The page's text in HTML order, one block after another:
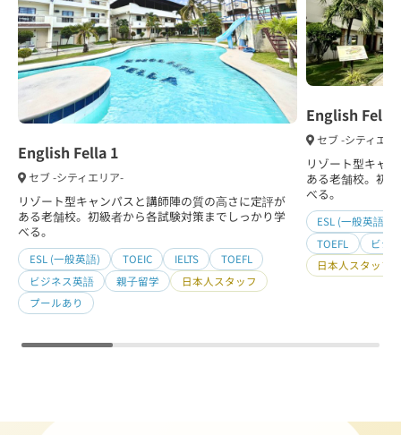
English Fella 1
セブ -シティエリア-
リゾート型キャンパスと講師陣の質の高さに定評が
ある老舗校。初級者から各試験対策までしっかり学
べる。
ESL (一般英語) TOEIC IELTS
TOEFL
ビジネス英語
親子留学
日本人スタッフ
プールあり
English Fella
セブ -シティエリ
リゾート型キャ
ある老舗校。初
べる。
ESL (一般英語)
TOEFL
ビジ
日本人スタッフ